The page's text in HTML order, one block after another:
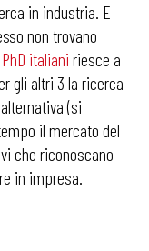
in industria. E
non trovano
italiani riesce a
gli altri 3 la ricerca
(si
il mercato del
che riconoscano
in impresa.